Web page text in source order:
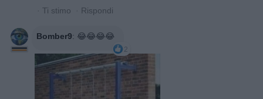
· Ti stimo · Rispondi
Bomber9: 😂😂😂😂
2